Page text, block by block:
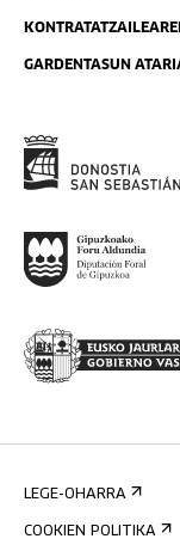
GARDENTASUN
LEGE-OHARRA
COOKIEN POLITIKA